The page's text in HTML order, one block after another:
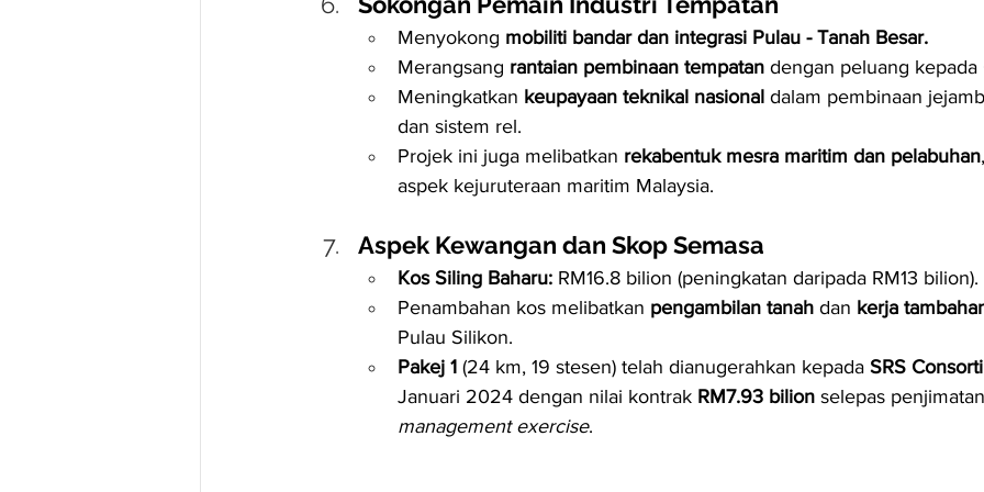
Menyokong mobiliti bandar dan integrasi Pulau - Tanah Besar.
Merangsang rantaian pembinaan tempatan dengan peluang kepada
Meningkatkan keupayaan teknikal nasional dalam pembinaan
dan sistem rel.
Projek ini juga melibatkan rekabentuk mesra maritim dan pelabuhan
aspek kejuruteraan maritim Malaysia.
Aspek Kewangan dan Skop Semasa
Kos Siling Baharu: RM16.8 bilion (peningkatan daripada RM13 bilion).
Penambahan kos melibatkan pengambilan tanah dan kerja
Pulau Silikon.
Pakej 1 (24 km, 19 stesen) telah dianugerahkan kepada SRS
Januari 2024 dengan nilai kontrak RM7.93 bilion selepas
management exercise.